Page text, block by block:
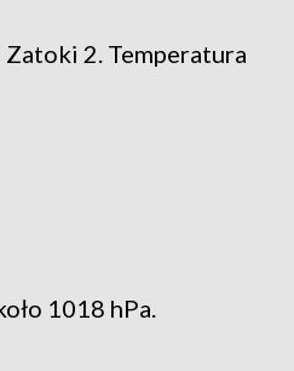
2. Temperatura
1018 hPa.